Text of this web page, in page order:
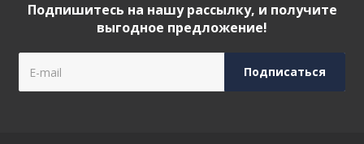
Подпишитесь на нашу рассылку, и получите
выгодное предложение!